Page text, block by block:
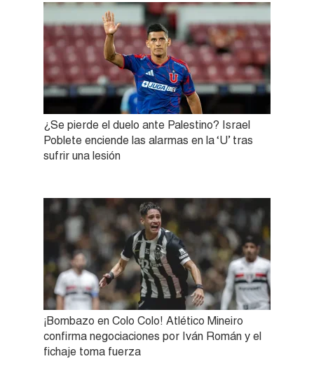
¿Se pierde el duelo ante Palestino? Israel
Poblete enciende las alarmas en la ‘U’ tras
sufrir una lesión
¡Bombazo en Colo Colo! Atlético Mineiro
confirma negociaciones por Iván Román y el
fichaje toma fuerza